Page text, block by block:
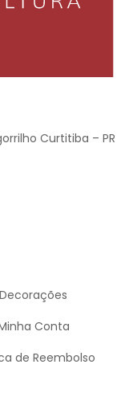
Curtitiba – PR
Decorações
Conta
de Reembolso